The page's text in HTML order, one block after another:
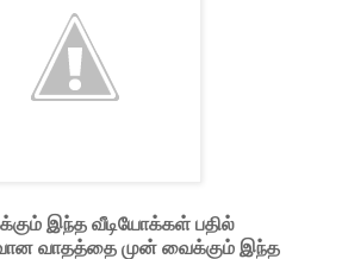
இந்த வீடியோக்கள் பதில்
வாதத்தை முன் வைக்கும் இந்த